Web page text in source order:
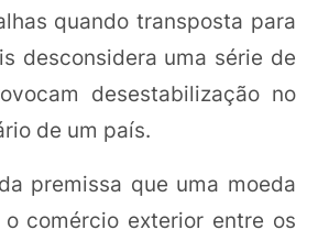
quando transposta para
desconsidera uma série de
desestabilização no
de um país.
premissa que uma moeda
comércio exterior entre os